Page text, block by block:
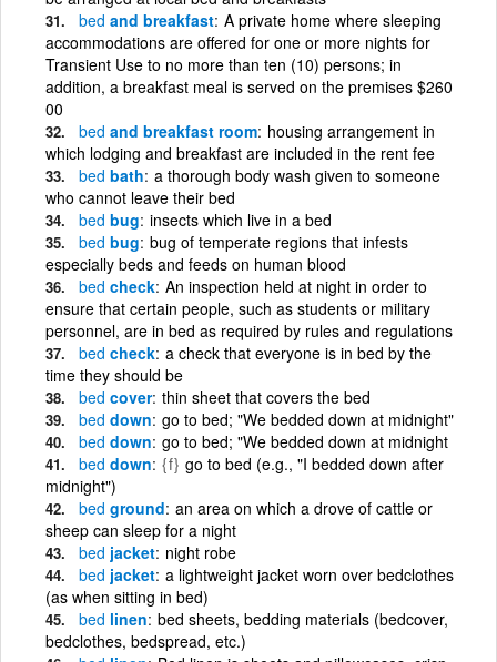
bed and breakfast A private home where sleeping
accommodations are offered for one or more nights for
Transient Use to no more than ten (10) persons; in
addition, a breakfast meal is served on the premises $260
00
bed and breakfast room housing arrangement in
which lodging and breakfast are included in the rent fee
bed bath a thorough body wash given to someone
who cannot leave their bed
bed bug insects which live in a bed
bed bug bug of temperate regions that infests
especially beds and feeds on human blood
bed check An inspection held at night in order to
ensure that certain people, such as students or military
personnel, are in bed as required by rules and regulations
bed check a check that everyone is in bed by the
time they should be
bed cover thin sheet that covers the bed
bed down go to bed; "We bedded down at midnight"
bed down go to bed; "We bedded down at midnight
bed down {f} go to bed (e.g., "I bedded down after
midnight")
bed ground an area on which a drove of cattle or
sheep can sleep for a night
bed jacket night robe
bed jacket a lightweight jacket worn over bedclothes
(as when sitting in bed)
bed linen bed sheets, bedding materials (bedcover,
bedclothes, bedspread, etc.)